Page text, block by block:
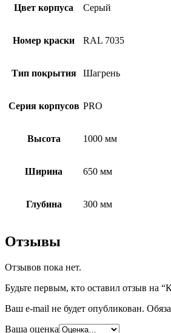
Цвет корпуса Серый
Номер краски RAL 7035
Тип покрытия Шагрень
Серия корпусов PRO
Высота 1000 мм
Ширина 650 мм
Глубина 300 мм
Отзывы
Отзывов пока нет.
Будьте первым, кто оставил отзыв на
Ваш e-mail не будет опубликован.
Ваша оценка